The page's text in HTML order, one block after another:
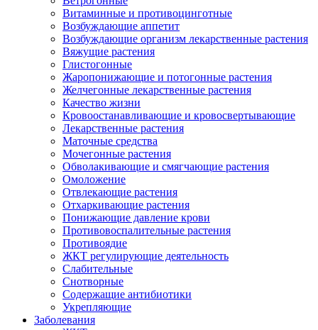
Витаминные и противоцинготные
Возбуждающие аппетит
Возбуждающие организм лекарственные растения
Вяжущие растения
Глистогонные
Жаропонижающие и потогонные растения
Желчегонные лекарственные растения
Качество жизни
Кровоостанавливающие и кровосвертывающие
Лекарственные растения
Маточные средства
Мочегонные растения
Обволакивающие и смягчающие растения
Омоложение
Отвлекающие растения
Отхаркивающие растения
Понижающие давление крови
Противовоспалительные растения
Противоядие
ЖКТ регулирующие деятельность
Слабительные
Снотворные
Содержащие антибиотики
Укрепляющие
Заболевания